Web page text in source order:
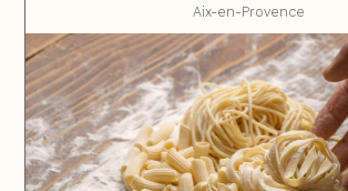
Aix-en-Provence